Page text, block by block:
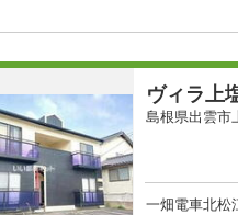
ヴィラ上
島根県出雲市
一畑電車北松